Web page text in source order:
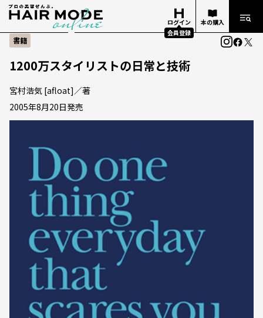
ログイン
会員登録
本の購入
書籍
1200万スタイリストの日常と技術
宮村浩気 [afloat]／著
2005年8月20日発売